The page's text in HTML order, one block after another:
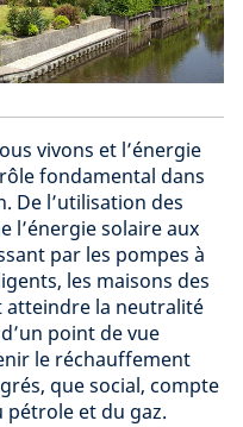
vivons et l’énergie
fondamental dans
De l’utilisation des
l’énergie solaire aux
par les pompes à
les maisons des
atteindre la neutralité
point de vue
le réchauffement
que social, compte
pétrole et du gaz.